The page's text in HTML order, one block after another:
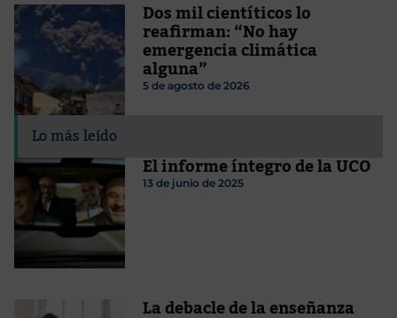
Dos mil cientíticos lo
reafirman: “No hay
emergencia climática
alguna”
5 de agosto de 2026
Lo más leído
El informe íntegro de la UCO
13 de junio de 2025
La debacle de la enseñanza